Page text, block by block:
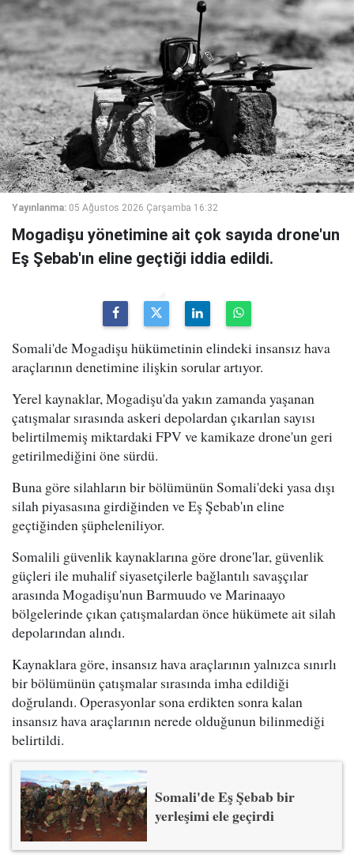
Yayınlanma: 05 Ağustos 2026 Çarşamba 16:32
Mogadişu yönetimine ait çok sayıda drone'un
Eş Şebab'ın eline geçtiği iddia edildi.
Somali'de Mogadişu hükümetinin elindeki insansız hava
araçlarının denetimine ilişkin sorular artıyor.
Yerel kaynaklar, Mogadişu'da yakın zamanda yaşanan
çatışmalar sırasında askeri depolardan çıkarılan sayısı
belirtilmemiş miktardaki FPV ve kamikaze drone'un geri
getirilmediğini öne sürdü.
Buna göre silahların bir bölümünün Somali'deki yasa dışı
silah piyasasına girdiğinden ve Eş Şebab'ın eline
geçtiğinden şüpheleniliyor.
Somalili güvenlik kaynaklarına göre drone'lar, güvenlik
güçleri ile muhalif siyasetçilerle bağlantılı savaşçılar
arasında Mogadişu'nun Barmuudo ve Marinaayo
bölgelerinde çıkan çatışmalardan önce hükümete ait silah
depolarından alındı.
Kaynaklara göre, insansız hava araçlarının yalnızca sınırlı
bir bölümünün çatışmalar sırasında imha edildiği
doğrulandı. Operasyonlar sona erdikten sonra kalan
insansız hava araçlarının nerede olduğunun bilinmediği
belirtildi.
Somali'de Eş Şebab bir
yerleşimi ele geçirdi